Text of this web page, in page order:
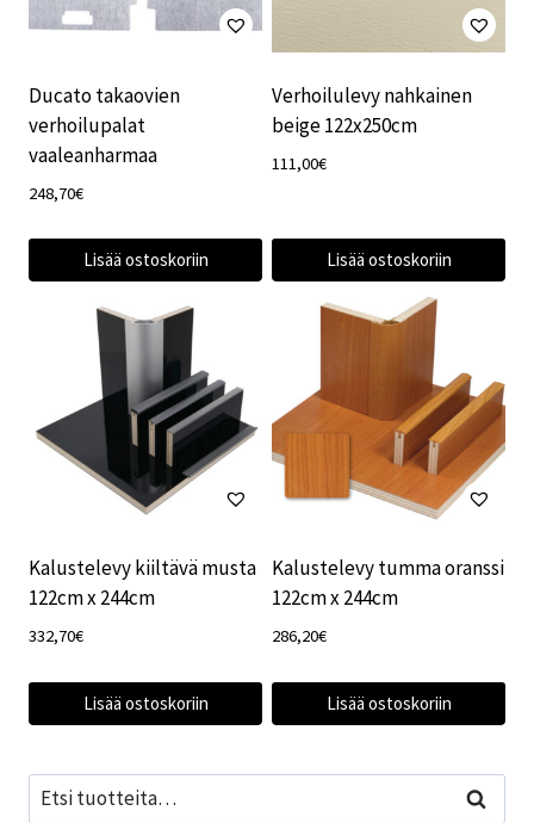
Ducato takaovien
verhoilupalat
vaaleanharmaa
248,70€
Lisää ostoskoriin
Verhoilulevy nahkainen
beige 122x250cm
111,00€
Lisää ostoskoriin
Kalustelevy kiiltävä musta
122cm x 244cm
332,70€
Lisää ostoskoriin
Kalustelevy tumma oranssi
122cm x 244cm
286,20€
Lisää ostoskoriin
Etsi: Haku